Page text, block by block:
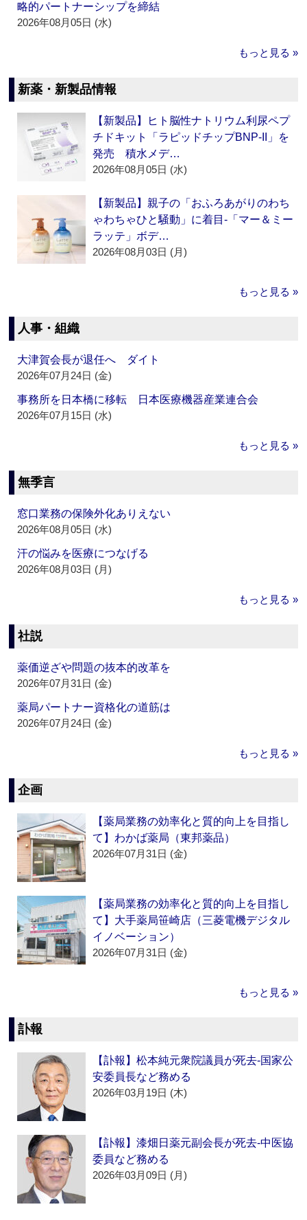
略的パートナーシップを締結
2026年08月05日 (水)
もっと見る »
新薬・新製品情報
【新製品】ヒト脳性ナトリウム利尿ペプ
チドキット「ラピッドチップBNP-II」を
発売 積水メデ…
2026年08月05日 (水)
【新製品】親子の「おふろあがりのわち
ゃわちゃひと騒動」に着目‐「マー＆ミー
ラッテ」ボデ…
2026年08月03日 (月)
もっと見る »
人事・組織
大津賀会長が退任へ ダイト
2026年07月24日 (金)
事務所を日本橋に移転 日本医療機器産業連合会
2026年07月15日 (水)
もっと見る »
無季言
窓口業務の保険外化ありえない
2026年08月05日 (水)
汗の悩みを医療につなげる
2026年08月03日 (月)
もっと見る »
社説
薬価逆ざや問題の抜本的改革を
2026年07月31日 (金)
薬局パートナー資格化の道筋は
2026年07月24日 (金)
もっと見る »
企画
【薬局業務の効率化と質的向上を目指し
て】わかば薬局（東邦薬品）
2026年07月31日 (金)
【薬局業務の効率化と質的向上を目指し
て】大手薬局笹崎店（三菱電機デジタル
イノベーション）
2026年07月31日 (金)
もっと見る »
訃報
【訃報】松本純元衆院議員が死去‐国家公
安委員長など務める
2026年03月19日 (木)
【訃報】漆畑日薬元副会長が死去‐中医協
委員など務める
2026年03月09日 (月)